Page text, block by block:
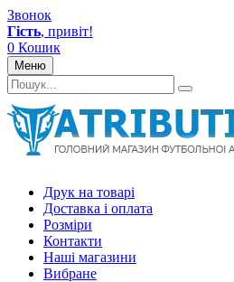
Звонок
Гість, привіт!
0 Кошик
Меню
Друк на товарі
Доставка і оплата
Розміри
Контакти
Наші магазини
Вибране